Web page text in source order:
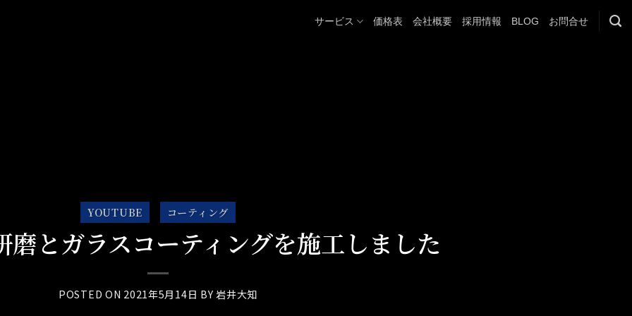
サービス 価格表 会社概要 採用情報 BLOG お問合せ
YOUTUBE コーティング
とガラスコーティングを施工しました
POSTED ON 2021年5月14日 BY岩井大知